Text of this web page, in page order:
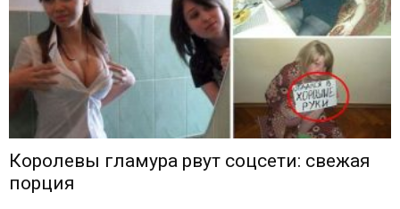
Королевы гламура рвут соцсети: свежая
порция